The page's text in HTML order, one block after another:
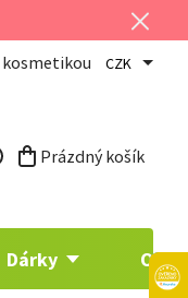
kosmetikou CZK
Nákupní košík
Prázdný košík
Dárky